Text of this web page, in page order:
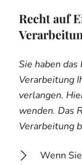
Recht auf
Sie haben das
Verarbeitung
verlangen.
wenden. Das
Verarbeitung
Wenn